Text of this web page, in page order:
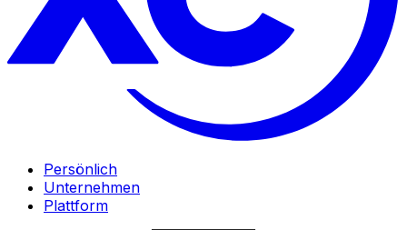
Persönlich
Unternehmen
Plattform